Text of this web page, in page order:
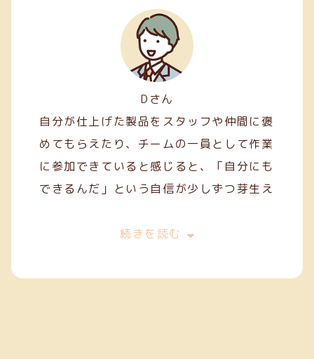
Dさん
自分が仕上げた製品をスタッフや仲間に褒
めてもらえたり、チームの一員として作業
に参加できていると感じると、「自分にも
できるんだ」という自信が少しずつ芽生え
今は、一般就労を目指してスキルを磨きな
す。クリーフでの経験が、自分の「働く
続きを読む